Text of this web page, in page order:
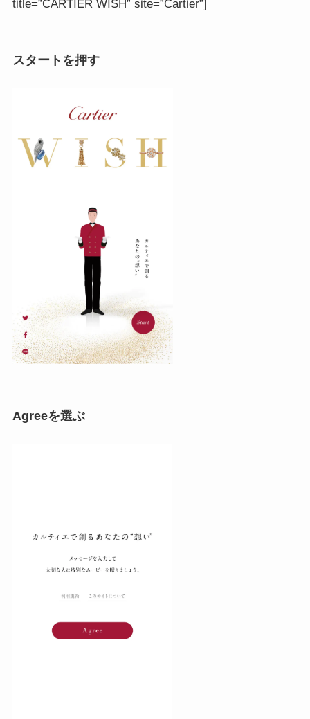
title=”CARTIER WISH” site=”Cartier”]
スタートを押す
Agreeを選ぶ